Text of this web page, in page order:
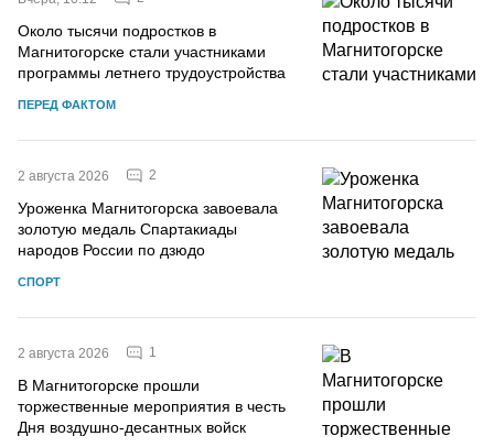
Около тысячи подростков в
Магнитогорске стали участниками
программы летнего трудоустройства
ПЕРЕД ФАКТОМ
2 августа 2026 2
Уроженка Магнитогорска завоевала
золотую медаль Спартакиады
народов России по дзюдо
СПОРТ
2 августа 2026 1
В Магнитогорске прошли
торжественные мероприятия в честь
Дня воздушно-десантных войск